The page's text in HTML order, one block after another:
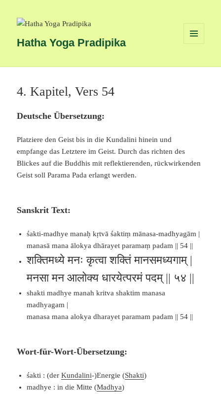
Hatha Yoga Pradipika
4. Kapitel, Vers 54
Deutsche Übersetzung:
Platziere den Geist bis in die Kundalini hinein und
empfange das Letztere im Geist. Durch das richten des
Blickes auf die Buddhis mit reflektierenden, rückwirkenden
Geist soll Parama Pada erlangt werden.
Sanskrit Text:
śakti-madhye manaḥ kṛtvā śaktiṃ mānasa-madhyagām |
manasā mana ālokya dhārayet paramaṃ padam || 54 ||
शक्तिमध्ये मनः कृत्वा शक्तिं मानसमध्यगाम् |
मनसा मन आलोक्य धारयेत्परमं पदम् || ५४ ||
shakti madhye manah kritva shaktim manasa
madhyagam |
manasa mana alokya dharayet paramam padam || 54 ||
Wort-für-Wort-Übersetzung:
śakti : (derKundalini-)Energie (Shakti)
madhye : in die Mitte (Madhya)